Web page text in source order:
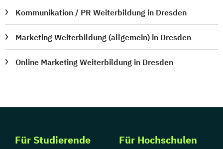
Kommunikation / PR Weiterbildung in Dresden
Marketing Weiterbildung (allgemein) in Dresden
Online Marketing Weiterbildung in Dresden
Für Studierende Für Hochschulen